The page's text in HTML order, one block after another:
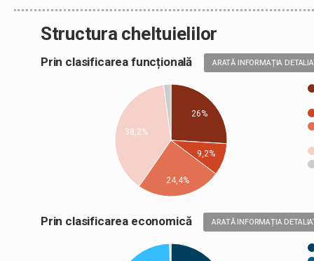
Structura cheltuielilor
Prin clasificarea funcțională ARATĂ INFORMAȚIA
26%
9,2%
38,2%
24,4%
Prin clasificarea economică ARATĂ INFORMAȚIA